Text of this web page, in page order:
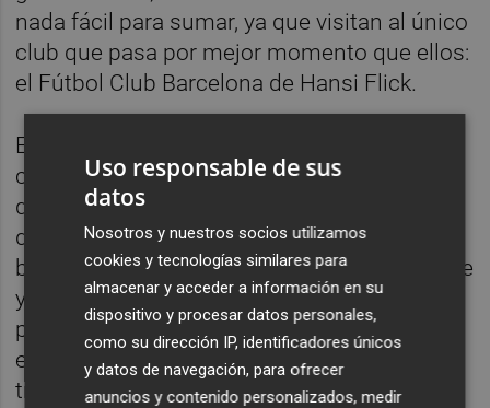
nada fácil para sumar, ya que visitan al único
club que pasa por mejor momento que ellos:
el Fútbol Club Barcelona de Hansi Flick.
En todo caso, se trata de dos encuentros
complicadísimos y fundamentales en los
que, además, el Submarino se enfrentará a
dos entrenadores que pasaron por el
banquillogroguetcomo son Ernesto Valverde
y Manuel Pellegrini. Dos semanas decisivas
para el desenlace del curso que el Villarreal
encara con optimismo después de la
trabajada victoria en Getafe.
Uso responsable de sus
datos
Nosotros y nuestros socios utilizamos
cookies y tecnologías similares para
almacenar y acceder a información en su
dispositivo y procesar datos personales,
como su dirección IP, identificadores únicos
y datos de navegación, para ofrecer
anuncios y contenido personalizados, medir